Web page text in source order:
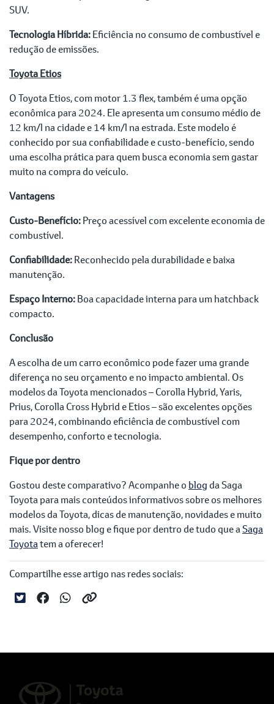
SUV.
Tecnologia Híbrida:Eficiência no consumo de combustível e
redução de emissões.
Toyota Etios
O Toyota Etios, com motor 1.3 flex, também é uma opção
econômica para 2024. Ele apresenta um consumo médio de
12 km/l na cidade e 14 km/l na estrada. Este modelo é
conhecido por sua confiabilidade e custo-benefício, sendo
uma escolha prática para quem busca economia sem gastar
muito na compra do veículo.
Vantagens
Custo-Benefício:Preço acessível com excelente economia de
combustível.
Confiabilidade:Reconhecido pela durabilidade e baixa
manutenção.
Espaço Interno:Boa capacidade interna para um hatchback
compacto.
Conclusão
A escolha de um carro econômico pode fazer uma grande
diferença no seu orçamento e no impacto ambiental. Os
modelos da Toyota mencionados – Corolla Hybrid, Yaris,
Prius, Corolla Cross Hybrid e Etios – são excelentes opções
para 2024, combinando eficiência de combustível com
desempenho, conforto e tecnologia.
Fique por dentro
Gostou deste comparativo? Acompanhe o blogda Saga
Toyota para mais conteúdos informativos sobre os melhores
modelos da Toyota, dicas de manutenção, novidades e muito
mais. Visite nosso blog e fique por dentro de tudo que aSaga
Toyotatem a oferecer!
Compartilhe esse artigo nas redes sociais: